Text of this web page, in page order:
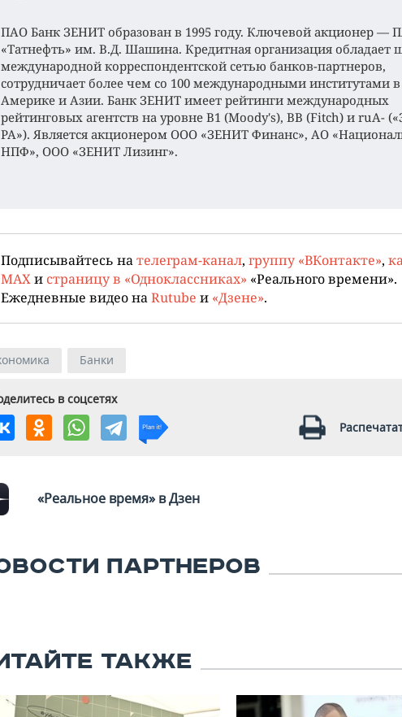
ПАО Банк ЗЕНИТ образован в 1995 году. Ключевой акционер —
«Татнефть» им. В.Д. Шашина. Кредитная организация обладает
международной корреспондентской сетью банков-партнеров,
сотрудничает более чем со 100 международными институтами
Америке и Азии. Банк ЗЕНИТ имеет рейтинги международных
рейтинговых агентств на уровне В1 (Moody's), BB (Fitch) и ruА-
РА»). Является акционером ООО «ЗЕНИТ Финанс», АО
НПФ», ООО «ЗЕНИТ Лизинг».
Подписывайтесь на телеграм-канал, группу «ВКонтакте»,
MAX и страницу в «Одноклассниках» «Реального времени».
Ежедневные видео на Rutube и «Дзене».
Банки
в соцсетях
«Реальное время» в Дзен
ПАРТНЕРОВ
ТАКЖЕ